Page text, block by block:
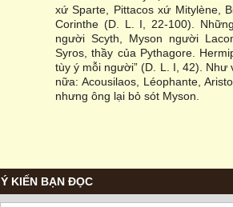
xứ Sparte, Pittacos xứ Mitylène,
Corinthe (D. L. I, 22-100).
người Scyth, Myson người
Syros, thầy của Pythagore.
tùy ý mỗi người” (D. L. I, 42).
nữa: Acousilaos, Léophante,
nhưng ông lại bỏ sót Myson.
Ý KIẾN BẠN ĐỌC